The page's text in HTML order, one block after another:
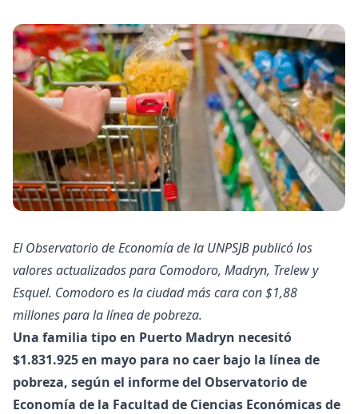
El Observatorio de Economía de la UNPSJB publicó los
valores actualizados para Comodoro, Madryn, Trelew y
Esquel. Comodoro es la ciudad más cara con $1,88
millones para la línea de pobreza.
Una familia tipo en Puerto Madryn necesitó
$1.831.925 en mayo para no caer bajo la línea de
pobreza, según el informe del Observatorio de
Economía de la Facultad de Ciencias Económicas de